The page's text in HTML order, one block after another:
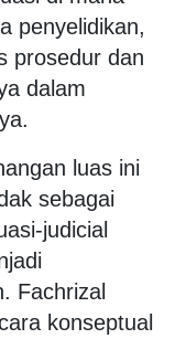
penyelidikan,
prosedur dan
dalam
luas ini
sebagai
judicial
Fachrizal
konseptual